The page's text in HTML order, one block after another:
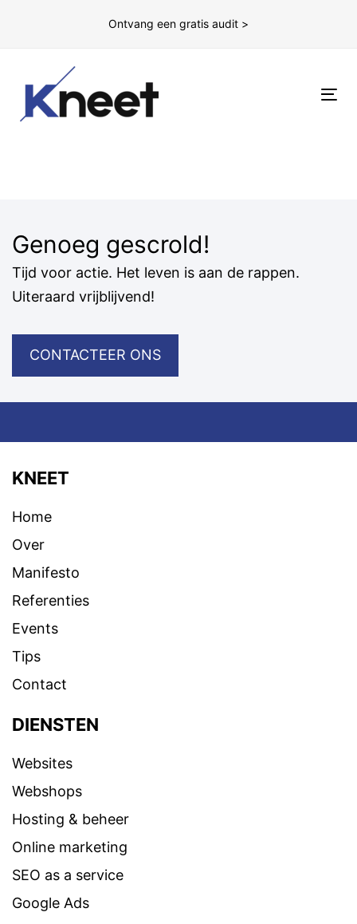
Ontvang een gratis audit >
Genoeg gescrold!
Tijd voor actie. Het leven is aan de rappen.
Uiteraard vrijblijvend!
CONTACTEER ONS
KNEET
Home
Over
Manifesto
Referenties
Events
Tips
Contact
DIENSTEN
Websites
Webshops
Hosting & beheer
Online marketing
SEO as a service
Google Ads